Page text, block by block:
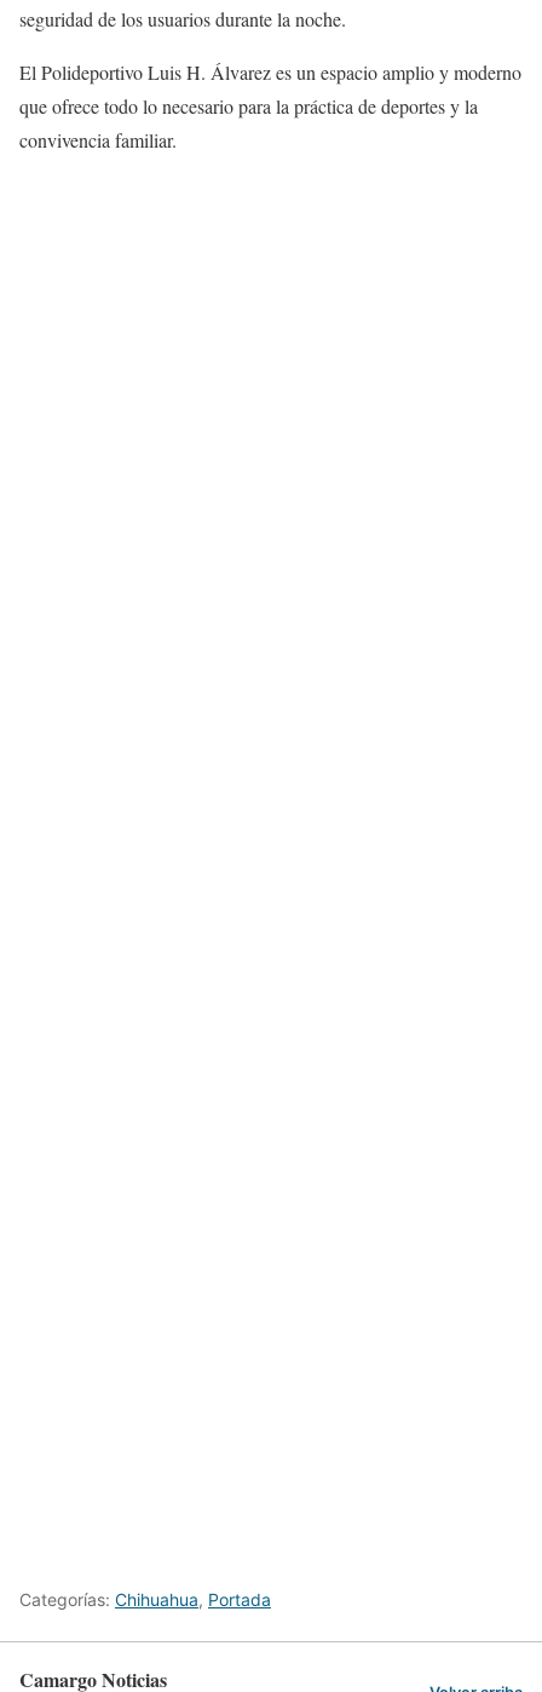
seguridad de los usuarios durante la noche.
El Polideportivo Luis H. Álvarez es un espacio amplio y moderno
que ofrece todo lo necesario para la práctica de deportes y la
convivencia familiar.
Categorías: Chihuahua, Portada
Camargo Noticias